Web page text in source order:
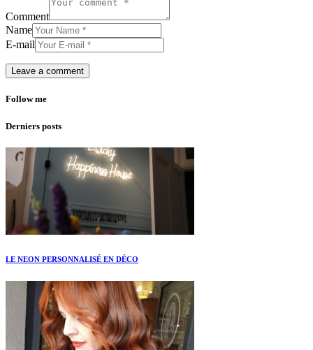
Comment
Name
E-mail
Follow me
Derniers posts
LE NEON PERSONNALISÉ EN DÉCO